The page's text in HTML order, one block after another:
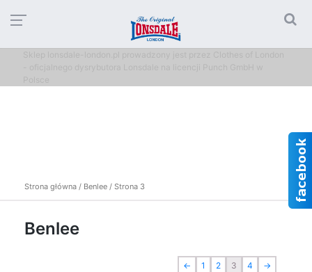
Strona główna / Benlee / Strona 3
Benlee
← 1 2 3 4 →